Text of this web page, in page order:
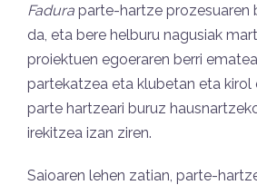
Fadura parte-hartze prozesuaren
da, eta bere helburu nagusiak
proiektuen egoeraren berri
partekatzea eta klubetan eta kirol
parte hartzeari buruz
irekitzea izan ziren.
Saioaren lehen zatian, parte-